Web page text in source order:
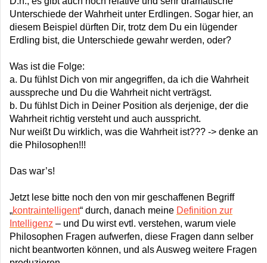
Unterschiede der Wahrheit unter Erdlingen. Sogar hier, an
diesem Beispiel dürften Dir, trotz dem Du ein lügender
Erdling bist, die Unterschiede gewahr werden, oder?
Was ist die Folge:
a. Du fühlst Dich von mir angegriffen, da ich die Wahrheit
ausspreche und Du die Wahrheit nicht verträgst.
b. Du fühlst Dich in Deiner Position als derjenige, der die
Wahrheit richtig versteht und auch ausspricht.
Nur weißt Du wirklich, was die Wahrheit ist??? -> denke an
die Philosophen!!!
Das war’s!
Jetzt lese bitte noch den von mir geschaffenen Begriff
„kontraintelligent“ durch, danach meine Definition zur
Intelligenz – und Du wirst evtl. verstehen, warum viele
Philosophen Fragen aufwerfen, diese Fragen dann selber
nicht beantworten können, und als Ausweg weitere Fragen